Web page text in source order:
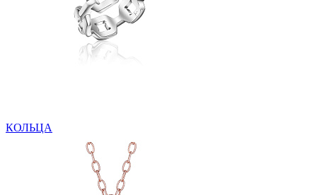
КОЛЬЦА